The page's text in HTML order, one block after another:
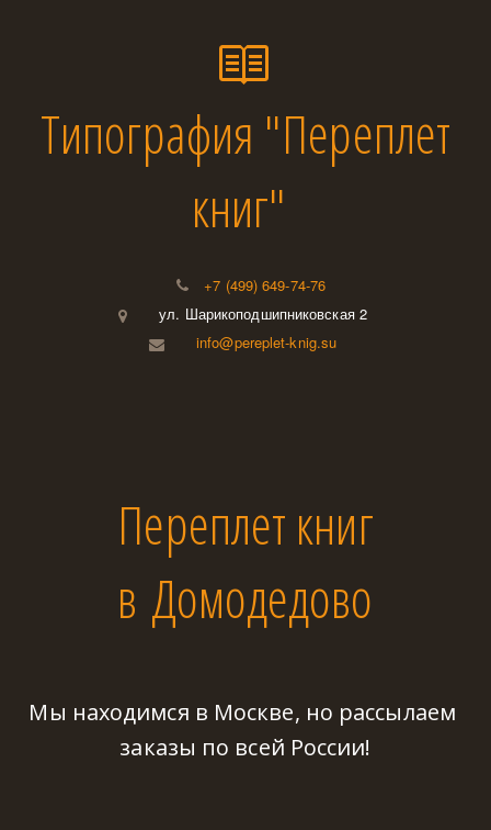
Типография "Переплет
книг"
+7 (499) 649-74-76
ул. Шарикоподшипниковская 2
info@pereplet-knig.su
Переплет книг
в Домодедово
Мы находимся в Москве, но рассылаем
заказы по всей России!